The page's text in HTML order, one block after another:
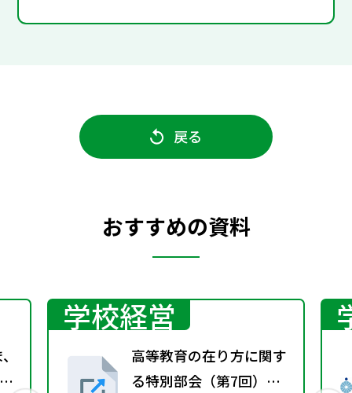
戻る
おすすめの資料
学校経営
高等教育の在り方に関す
る特別部会（第7回）配